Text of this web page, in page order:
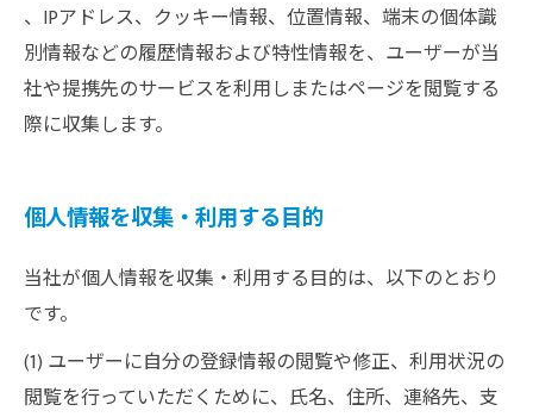
、IPアドレス、クッキー情報、位置情報、端末の個体識
別情報などの履歴情報および特性情報を、ユーザーが当
社や提携先のサービスを利用しまたはページを閲覧する
際に収集します。
個人情報を収集・利用する目的
当社が個人情報を収集・利用する目的は、以下のとおり
です。
(1) ユーザーに自分の登録情報の閲覧や修正、利用状況の
閲覧を行っていただくために、氏名、住所、連絡先、支